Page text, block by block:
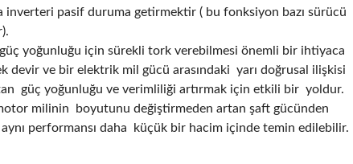
inverteri pasif duruma getirmektir ( bu fonksiyon bazı sürücü
yoğunluğu için sürekli tork verebilmesi önemli bir ihtiyaca
devir ve bir elektrik mil gücü arasındaki yarı doğrusal ilişkisi
güç yoğunluğu ve verimliliği artırmak için etkili bir yoldur.
motor milinin boyutunu değiştirmeden artan şaft gücünden
performansı daha küçük bir hacim içinde temin edilebilir.